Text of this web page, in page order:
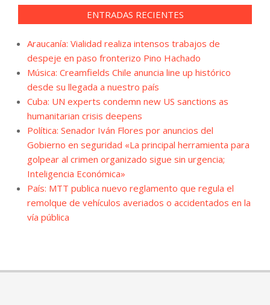
ENTRADAS RECIENTES
Araucanía: Vialidad realiza intensos trabajos de
despeje en paso fronterizo Pino Hachado
Música: Creamfields Chile anuncia line up histórico
desde su llegada a nuestro país
Cuba: UN experts condemn new US sanctions as
humanitarian crisis deepens
Política: Senador Iván Flores por anuncios del
Gobierno en seguridad «La principal herramienta para
golpear al crimen organizado sigue sin urgencia;
Inteligencia Económica»
País: MTT publica nuevo reglamento que regula el
remolque de vehículos averiados o accidentados en la
vía pública